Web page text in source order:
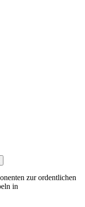
zur ordentlichen
in